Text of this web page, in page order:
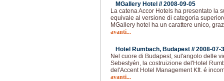
MGallery Hotel //2008-09-05
La catena Accor Hotels ha presentato la
equivale al versione di categoria
MGallery hotel ha un carattere unico,
avanti...
Hotel Rumbach, Budapest //2008-07-
Nel cuore di Budapest, sul'angolo delle
Sebestyén, la costruizione del'Hotel
del'Accent Hotel Management Kft. é
avanti...